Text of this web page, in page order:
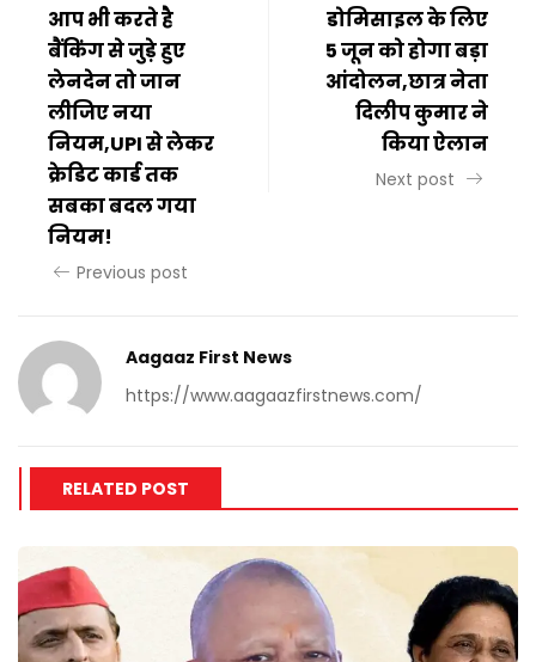
आप भी करते है
बैंकिंग से जुड़े हुए
लेनदेन तो जान
लीजिए नया
नियम,UPI से लेकर
क्रेडिट कार्ड तक
सबका बदल गया
नियम!
Previous post
डोमिसाइल के लिए
5 जून को होगा बड़ा
आंदोलन,छात्र नेता
दिलीप कुमार ने
किया ऐलान
Next post
Aagaaz First News
https://www.aagaazfirstnews.com/
RELATED POST